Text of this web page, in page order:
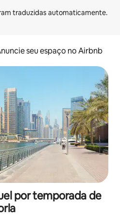
seu espaço no Airbnb
por temporada de